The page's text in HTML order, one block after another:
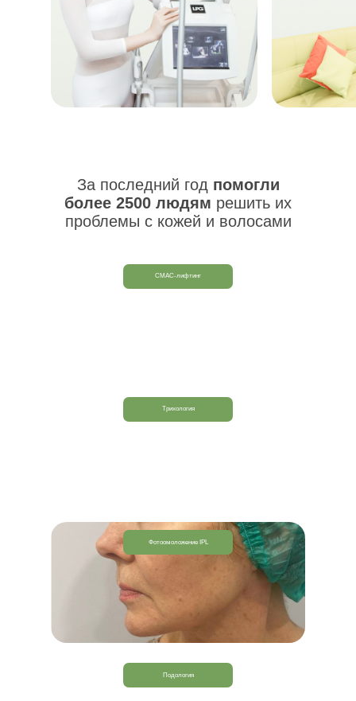
За последний год помогли
более 2500 людям решить их
проблемы с кожей и волосами
СМАС-лифтинг
СМАС-лифтинг
Трихология
Фотоомоложение IPL
Подология